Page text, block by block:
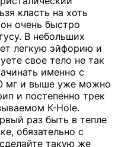
класть на хоть
очень быстро
В небольших
легкую эйфорию и
свое тело не так
именно с
мг и выше уже можно
и постепенно трек
К-Hole.
раз быть в тепле
обязательно с
такую же